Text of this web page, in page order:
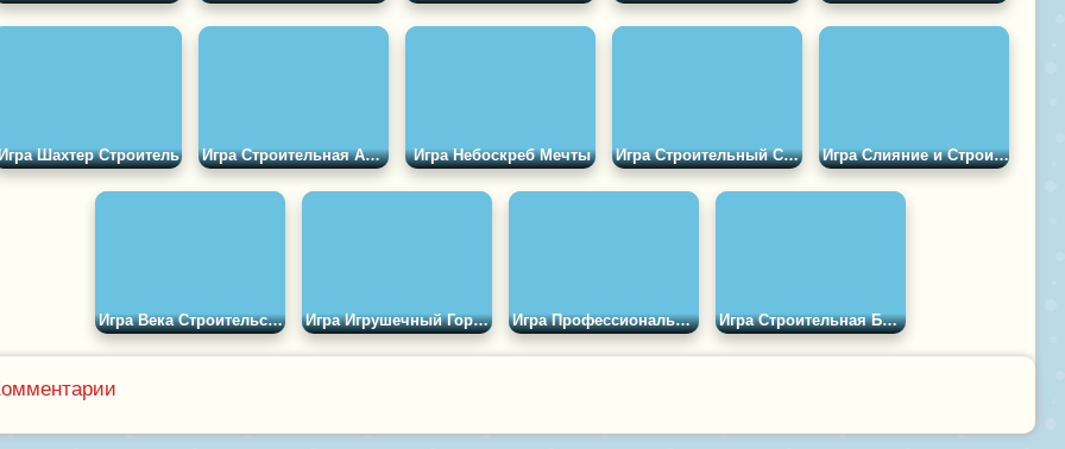
Шахтер Строитель Игра Строительная Аркада Игра Небоскреб Мечты Игра Строительный Страж: Основание Королевства Игра Слияние и Строительство
Игра Века Строительства и Крафта Игра Игрушечный Город Метрополис Игра Профессиональный Строитель Игра Строительная Бригада 3Д